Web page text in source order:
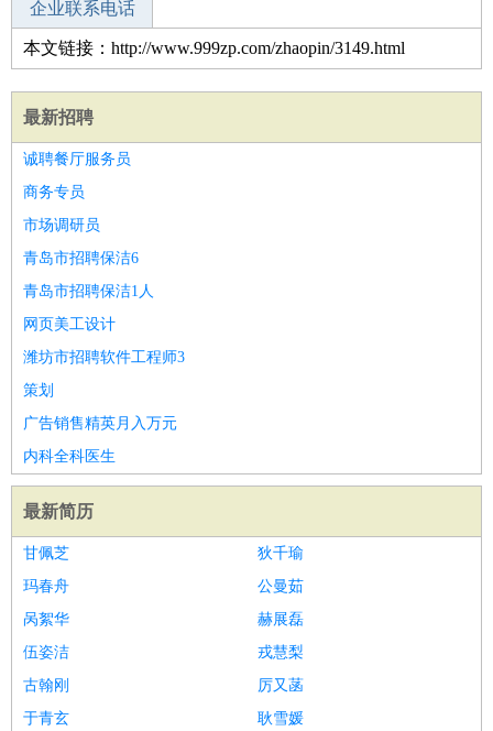
企业联系电话
本文链接：http://www.999zp.com/zhaopin/3149.html
最新招聘
诚聘餐厅服务员
商务专员
市场调研员
青岛市招聘保洁6
青岛市招聘保洁1人
网页美工设计
潍坊市招聘软件工程师3
策划
广告销售精英月入万元
内科全科医生
最新简历
甘佩芝
狄千瑜
玛春舟
公曼茹
呙絮华
赫展磊
伍姿洁
戎慧梨
古翰刚
厉又菡
于青玄
耿雪媛